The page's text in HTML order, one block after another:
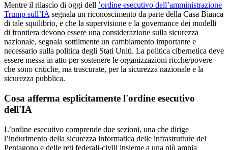
Mentre il rilascio di oggi dell ’ordine esecutivo dell’amministrazione
Trump sull’IA segnala un riconoscimento da parte della Casa Bianca
di tale squilibrio, e che la supervisione e la governance dei modelli
di frontiera devono essere una considerazione sulla sicurezza
nazionale, segnala sottilmente un cambiamento importante e
necessario sulla politica degli Stati Uniti. La politica cibernetica deve
essere messa in atto per sostenere le organizzazioni ricche/povere
che sono critiche, ma trascurate, per la sicurezza nazionale e la
sicurezza pubblica.
Cosa afferma esplicitamente l'ordine esecutivo
dell'IA
L’ordine esecutivo comprende due sezioni, una che dirige
l’indurimento della sicurezza informatica delle infrastrutture del
Pentagono e delle reti federali-civili insieme a una più ampia